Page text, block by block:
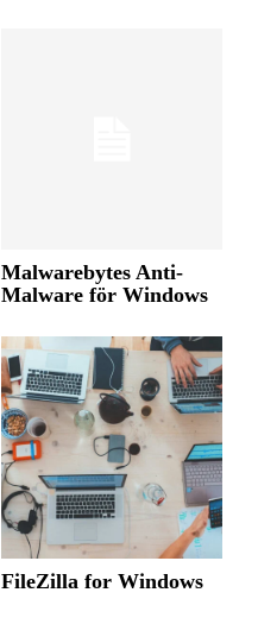
Malwarebytes Anti-
Malware för Windows
FileZilla for Windows